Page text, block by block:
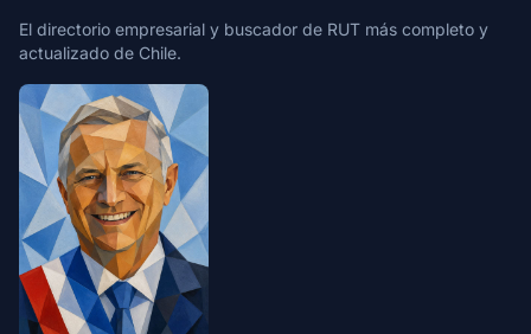
El directorio empresarial y buscador de RUT más completo y
actualizado de Chile.